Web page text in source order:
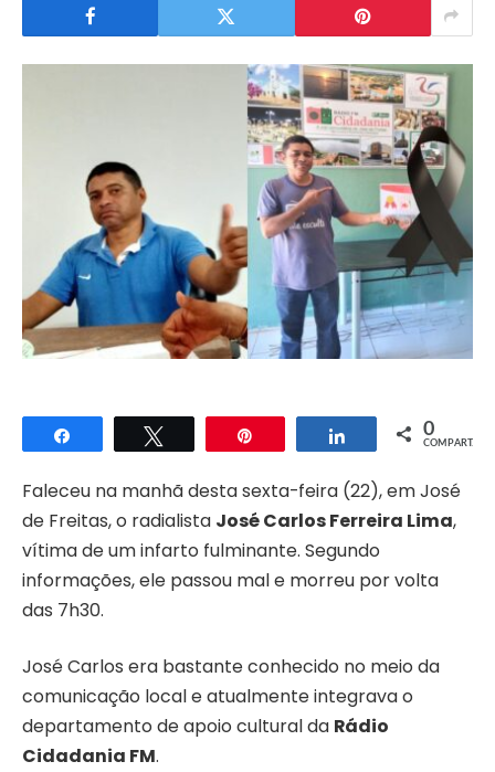
Compartilhar Compartilhar
0
COMPART.
Faleceu na manhã desta sexta-feira (22), em José
de Freitas, o radialista José Carlos Ferreira Lima,
vítima de um infarto fulminante. Segundo
informações, ele passou mal e morreu por volta
das 7h30.
José Carlos era bastante conhecido no meio da
comunicação local e atualmente integrava o
departamento de apoio cultural da Rádio
Cidadania FM.